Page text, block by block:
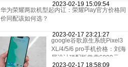
2023-02-19 15:09:54
华为荣耀两款机型起内讧：荣耀Play官方价格同
价同配该如何选？
2023-02-17 23:21:27
google谷歌原生系统Pixel3
XL/4/5/6 pro手机价格：刘海
屏设计顶配版曾卖6900元
2023-02-17 18:58:09